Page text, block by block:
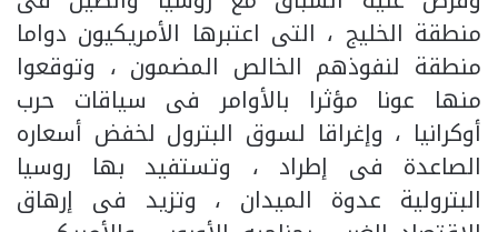
منطقة الخليج ، التى اعتبرها الأمريكيون دواما
منطقة لنفوذهم الخالص المضمون ، وتوقعوا
منها عونا مؤثرا بالأوامر فى سياقات حرب
أوكرانيا ، وإغراقا لسوق البترول لخفض أسعاره
الصاعدة فى إطراد ، وتستفيد بها روسيا
البترولية عدوة الميدان ، وتزيد فى إرهاق